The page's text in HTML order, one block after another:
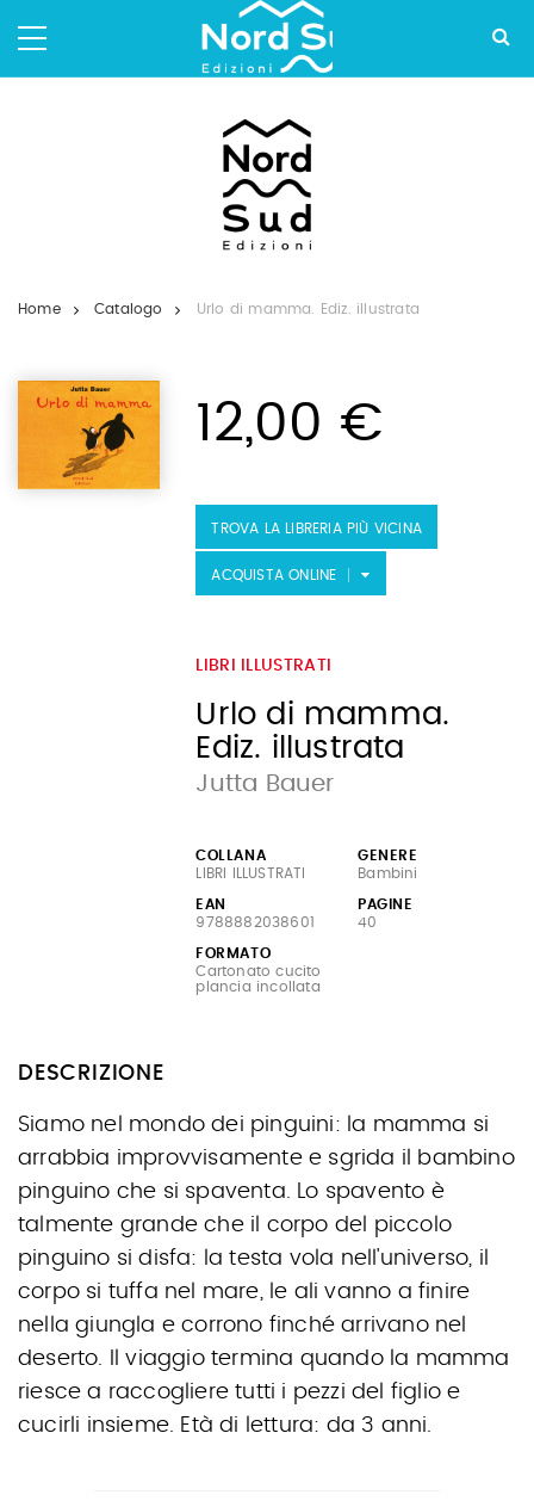
Home Catalogo Urlo di mamma. Ediz. illustrata
12,00 €
TROVA LA LIBRERIA PIÙ VICINA
ACQUISTA ONLINE
LIBRI ILLUSTRATI
Urlo di mamma.
Ediz. illustrata
Jutta Bauer
COLLANA
LIBRI ILLUSTRATI
GENERE
Bambini
EAN
9788882038601
PAGINE
40
FORMATO
Cartonato cucito
plancia incollata
DESCRIZIONE
Siamo nel mondo dei pinguini: la mamma si
arrabbia improvvisamente e sgrida il bambino
pinguino che si spaventa. Lo spavento è
talmente grande che il corpo del piccolo
pinguino si disfa: la testa vola nell'universo, il
corpo si tuffa nel mare, le ali vanno a finire
nella giungla e corrono finché arrivano nel
deserto. Il viaggio termina quando la mamma
riesce a raccogliere tutti i pezzi del figlio e
cucirli insieme. Età di lettura: da 3 anni.